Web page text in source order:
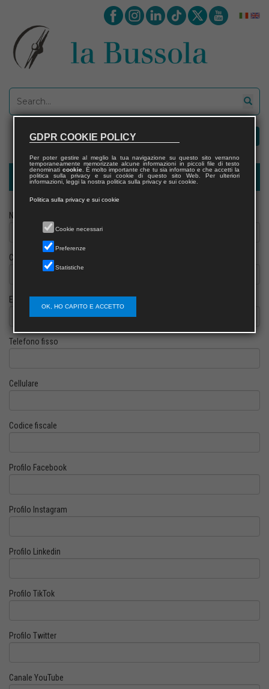
Modulo richiesta saggio giornalista
Nome
Cognome
E-mail
Telefono fisso
Cellulare
Codice fiscale
Profilo Facebook
Profilo Instagram
Profilo Linkedin
Profilo TikTok
Profilo Twitter
Canale YouTube
GDPR COOKIE POLICY
Per poter gestire al meglio la tua navigazione su questo sito verranno
temporaneamente memorizzate alcune informazioni in piccoli file di testo
denominati cookie. È molto importante che tu sia informato e che accetti la
politica sulla privacy e sui cookie di questo sito Web. Per ulteriori
informazioni, leggi la nostra politica sulla privacy e sui cookie.
Politica sulla privacy e sui cookie
Cookie necessari
Preferenze
Statistiche
OK, HO CAPITO E ACCETTO